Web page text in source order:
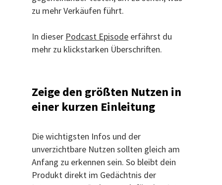
zu mehr Verkäufen führt.
In dieser Podcast Episode erfährst du
mehr zu klickstarken Überschriften.
Zeige den größten Nutzen in
einer kurzen Einleitung
Die wichtigsten Infos und der
unverzichtbare Nutzen sollten gleich am
Anfang zu erkennen sein. So bleibt dein
Produkt direkt im Gedächtnis der